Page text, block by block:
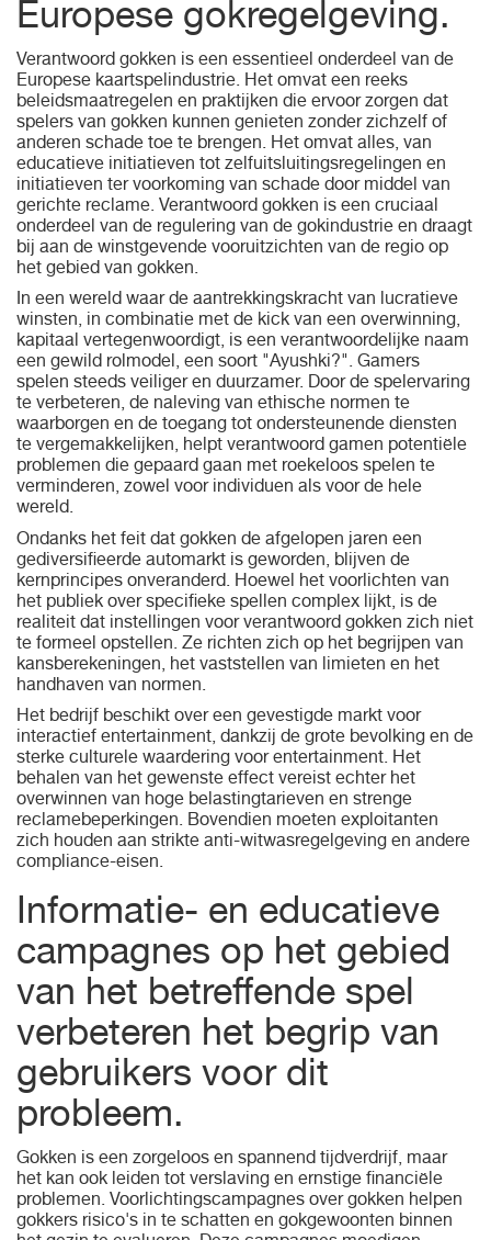
Europese gokregelgeving.
Verantwoord gokken is een essentieel onderdeel van de
Europese kaartspelindustrie. Het omvat een reeks
beleidsmaatregelen en praktijken die ervoor zorgen dat
spelers van gokken kunnen genieten zonder zichzelf of
anderen schade toe te brengen. Het omvat alles, van
educatieve initiatieven tot zelfuitsluitingsregelingen en
initiatieven ter voorkoming van schade door middel van
gerichte reclame. Verantwoord gokken is een cruciaal
onderdeel van de regulering van de gokindustrie en draagt
​​bij aan de winstgevende vooruitzichten van de regio op
het gebied van gokken.
In een wereld waar de aantrekkingskracht van lucratieve
winsten, in combinatie met de kick van een overwinning,
kapitaal vertegenwoordigt, is een verantwoordelijke naam
een ​​gewild rolmodel, een soort "Ayushki?". Gamers
spelen steeds veiliger en duurzamer. Door de spelervaring
te verbeteren, de naleving van ethische normen te
waarborgen en de toegang tot ondersteunende diensten
te vergemakkelijken, helpt verantwoord gamen potentiële
problemen die gepaard gaan met roekeloos spelen te
verminderen, zowel voor individuen als voor de hele
wereld.
Ondanks het feit dat gokken de afgelopen jaren een
gediversifieerde automarkt is geworden, blijven de
kernprincipes onveranderd. Hoewel het voorlichten van
het publiek over specifieke spellen complex lijkt, is de
realiteit dat instellingen voor verantwoord gokken zich niet
te formeel opstellen. Ze richten zich op het begrijpen van
kansberekeningen, het vaststellen van limieten en het
handhaven van normen.
Het bedrijf beschikt over een gevestigde markt voor
interactief entertainment, dankzij de grote bevolking en de
sterke culturele waardering voor entertainment. Het
behalen van het gewenste effect vereist echter het
overwinnen van hoge belastingtarieven en strenge
reclamebeperkingen. Bovendien moeten exploitanten
zich houden aan strikte anti-witwasregelgeving en andere
compliance-eisen.
Informatie- en educatieve
campagnes op het gebied
van het betreffende spel
verbeteren het begrip van
gebruikers voor dit
probleem.
Gokken is een zorgeloos en spannend tijdverdrijf, maar
het kan ook leiden tot verslaving en ernstige financiële
problemen. Voorlichtingscampagnes over gokken helpen
gokkers risico's in te schatten en gokgewoonten binnen